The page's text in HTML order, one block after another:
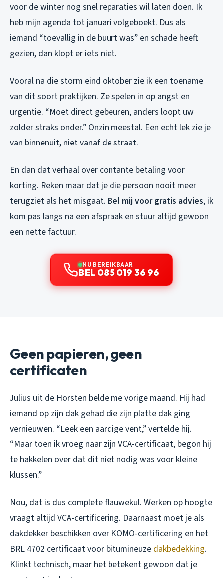
voor de winter nog snel reparaties wil laten doen. Ik
heb mijn agenda tot januari volgeboekt. Dus als
iemand “toevallig in de buurt was” en schade heeft
gezien, dan klopt er iets niet.
Vooral na die storm eind oktober zie ik een toename
van dit soort praktijken. Ze spelen in op angst en
urgentie. “Moet direct gebeuren, anders loopt uw
zolder straks onder.” Onzin meestal. Een echt lek zie je
van binnenuit, niet vanaf de straat.
En dan dat verhaal over contante betaling voor
korting. Reken maar dat je die persoon nooit meer
terugziet als het misgaat. Bel mij voor gratis advies, ik
kom pas langs na een afspraak en stuur altijd gewoon
een nette factuur.
NU BEREIKBAAR
BEL 085 019 36 96
Geen papieren, geen
certificaten
Julius uit de Horsten belde me vorige maand. Hij had
iemand op zijn dak gehad die zijn platte dak ging
vernieuwen. “Leek een aardige vent,” vertelde hij.
“Maar toen ik vroeg naar zijn VCA-certificaat, begon hij
te hakkelen over dat dit niet nodig was voor kleine
klussen.”
Nou, dat is dus complete flauwekul. Werken op hoogte
vraagt altijd VCA-certificering. Daarnaast moet je als
dakdekker beschikken over KOMO-certificering en het
BRL 4702 certificaat voor bitumineuze dakbedekking.
Klinkt technisch, maar het betekent gewoon dat je